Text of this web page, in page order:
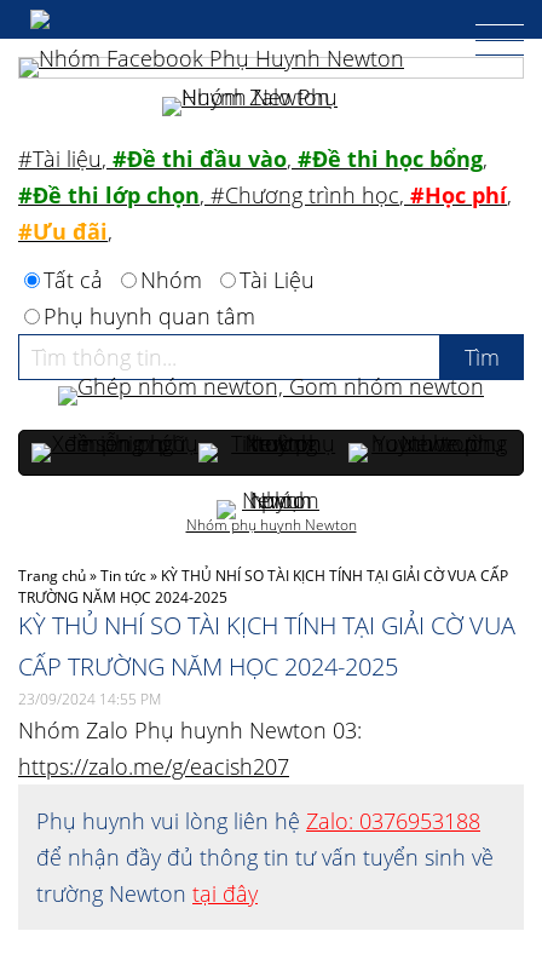
Trang chủ»Tin tức» KỲ THỦ NHÍ SO TÀI KỊCH TÍNH TẠI GIẢI CỜ VUA CẤP
TRƯỜNG NĂM HỌC 2024-2025
KỲ THỦ NHÍ SO TÀI KỊCH TÍNH TẠI GIẢI CỜ VUA
CẤP TRƯỜNG NĂM HỌC 2024-2025
23/09/2024 14:55 PM
Nhóm Zalo Phụ huynh Newton 03:
https://zalo.me/g/eacish207
Phụ huynh vui lòng liên hệ Zalo: 0376953188
để nhận đầy đủ thông tin tư vấn tuyển sinh về
trường Newton tại đây
#Tài liệu, #Đề thi đầu vào, #Đề thi học bổng,
#Đề thi lớp chọn, #Chương trình học, #Học phí,
#Ưu đãi,
Tất cả
Nhóm
Tài Liệu
Phụ huynh quan tâm
Nhóm phụ huynh Newton